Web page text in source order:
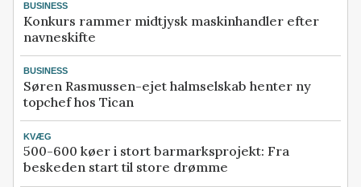
BUSINESS
Konkurs rammer midtjysk maskinhandler efter
navneskifte
BUSINESS
Søren Rasmussen-ejet halmselskab henter ny
topchef hos Tican
KVÆG
500-600 køer i stort barmarksprojekt: Fra
beskeden start til store drømme